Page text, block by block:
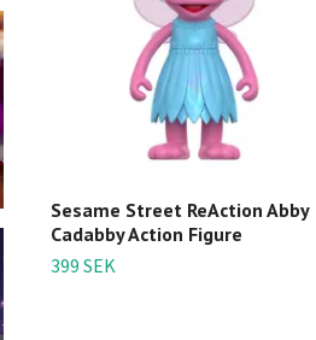
Sesame Street ReAction Abby
Cadabby Action Figure
399 SEK